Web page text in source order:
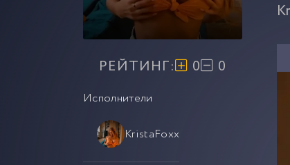
РЕЙТИНГ: 0 0
Исполнители
KristaFoxx